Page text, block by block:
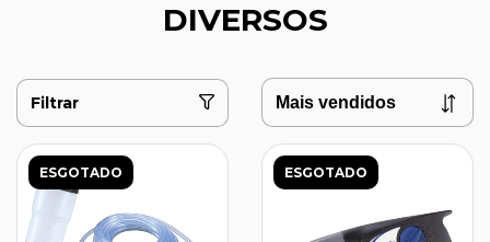
DIVERSOS
Filtrar
ESGOTADO ESGOTADO